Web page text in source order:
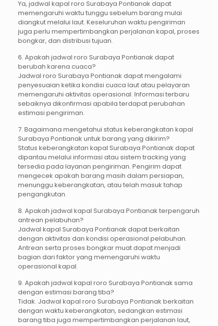
Ya, jadwal kapal roro Surabaya Pontianak dapat
memengaruhi waktu tunggu sebelum barang mulai
diangkut melalui laut. Keseluruhan waktu pengiriman
juga perlu mempertimbangkan perjalanan kapal, proses
bongkar, dan distribusi tujuan.
6. Apakah jadwal roro Surabaya Pontianak dapat
berubah karena cuaca?
Jadwal roro Surabaya Pontianak dapat mengalami
penyesuaian ketika kondisi cuaca laut atau pelayaran
memengaruhi aktivitas operasional. Informasi terbaru
sebaiknya dikonfirmasi apabila terdapat perubahan
estimasi pengiriman.
7. Bagaimana mengetahui status keberangkatan kapal
Surabaya Pontianak untuk barang yang dikirim?
Status keberangkatan kapal Surabaya Pontianak dapat
dipantau melalui informasi atau sistem tracking yang
tersedia pada layanan pengiriman. Pengirim dapat
mengecek apakah barang masih dalam persiapan,
menunggu keberangkatan, atau telah masuk tahap
pengangkutan.
8. Apakah jadwal kapal Surabaya Pontianak terpengaruh
antrean pelabuhan?
Jadwal kapal Surabaya Pontianak dapat berkaitan
dengan aktivitas dan kondisi operasional pelabuhan.
Antrean serta proses bongkar muat dapat menjadi
bagian dari faktor yang memengaruhi waktu
operasional kapal.
9. Apakah jadwal kapal roro Surabaya Pontianak sama
dengan estimasi barang tiba?
Tidak. Jadwal kapal roro Surabaya Pontianak berkaitan
dengan waktu keberangkatan, sedangkan estimasi
barang tiba juga mempertimbangkan perjalanan laut,